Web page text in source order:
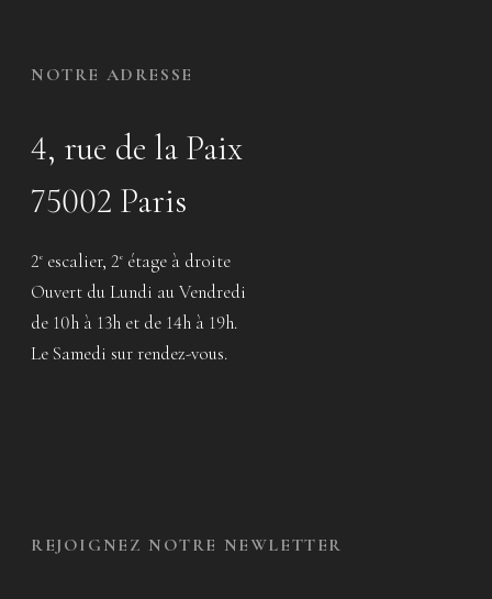
NOTRE ADRESSE
4, rue de la Paix
75002 Paris
2e escalier, 2e étage à droite
Ouvert du Lundi au Vendredi
de 10h à 13h et de 14h à 19h.
Le Samedi sur rendez-vous.
REJOIGNEZ NOTRE NEWLETTER